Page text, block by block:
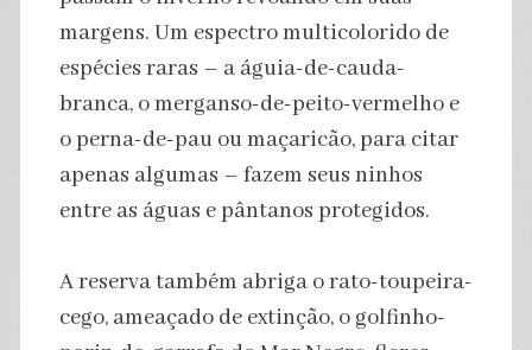
margens. Um espectro multicolorido de
espécies raras – a águia-de-cauda-
branca, o merganso-de-peito-vermelho e
o perna-de-pau ou maçaricão, para citar
apenas algumas – fazem seus ninhos
entre as águas e pântanos protegidos.
A reserva também abriga o rato-toupeira-
cego, ameaçado de extinção, o golfinho-